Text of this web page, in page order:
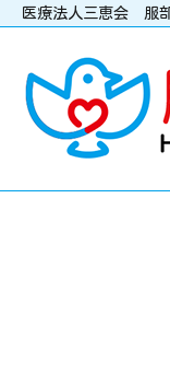
医療法人三恵会 服